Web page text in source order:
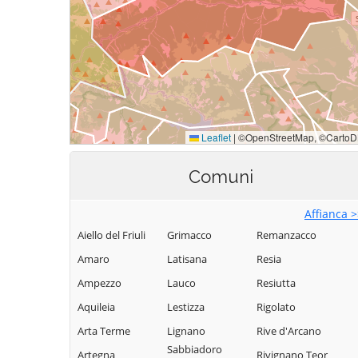
Comuni
Affianca
Aiello del Friuli
Amaro
Ampezzo
Aquileia
Arta Terme
Artegna
Grimacco
Latisana
Lauco
Lestizza
Lignano
Sabbiadoro
Remanzacco
Resia
Resiutta
Rigolato
Rive d'Arcano
Rivignano Teor